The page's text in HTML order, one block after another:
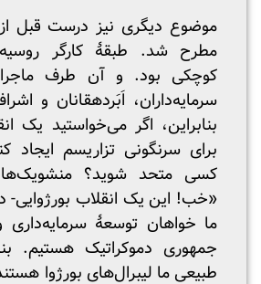
مطرح شد. طبقۀ کارگر
کوچکی بود. و آن طرف
سرمایه‌داران، اَبَردهقانان و
بنابراین، اگر می‌خواستید یک
برای سرنگونی تزاریسم ایجاد
کسی متحد شوید؟ منشویک‌ها
«خب! این یک انقلاب بورژوایی-
ما خواهان توسعۀ
جمهوری دموکراتیک هستیم.
طبیعیِ ما لیبرال‌های بورژوا